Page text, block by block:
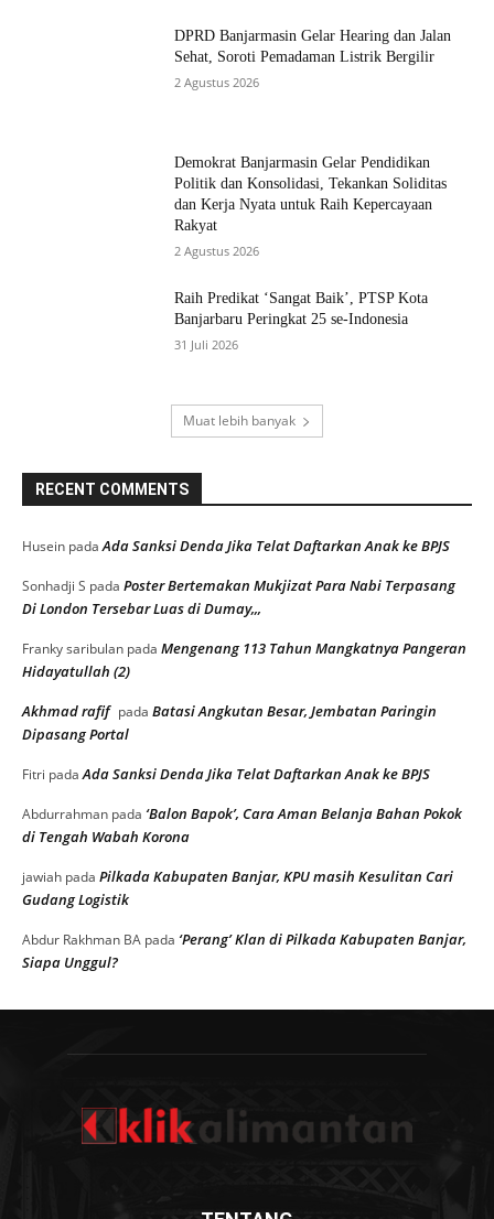
DPRD Banjarmasin Gelar Hearing dan Jalan
Sehat, Soroti Pemadaman Listrik Bergilir
2 Agustus 2026
Demokrat Banjarmasin Gelar Pendidikan
Politik dan Konsolidasi, Tekankan Soliditas
dan Kerja Nyata untuk Raih Kepercayaan
Rakyat
2 Agustus 2026
Raih Predikat ‘Sangat Baik’, PTSP Kota
Banjarbaru Peringkat 25 se-Indonesia
31 Juli 2026
Muat lebih banyak
RECENT COMMENTS
Husein padaAda Sanksi Denda Jika Telat Daftarkan Anak ke BPJS
Sonhadji S pada Poster Bertemakan Mukjizat Para Nabi Terpasang
Di London Tersebar Luas di Dumay,,,
Franky saribulan pada Mengenang 113 Tahun Mangkatnya Pangeran
Hidayatullah (2)
Akhmad rafif pada Batasi Angkutan Besar, Jembatan Paringin
Dipasang Portal
Fitri padaAda Sanksi Denda Jika Telat Daftarkan Anak ke BPJS
Abdurrahman pada ‘Balon Bapok’, Cara Aman Belanja Bahan Pokok
di Tengah Wabah Korona
jawiah pada Pilkada Kabupaten Banjar, KPU masih Kesulitan Cari
Gudang Logistik
Abdur Rakhman BA pada ‘Perang’ Klan di Pilkada Kabupaten Banjar,
Siapa Unggul?